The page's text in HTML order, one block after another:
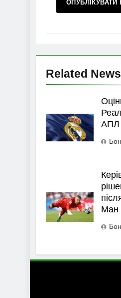
Related News
АПЛ
Ман